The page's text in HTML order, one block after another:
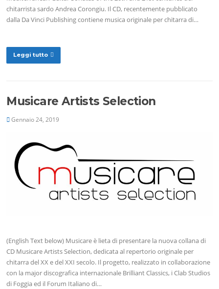
chitarrista sardo Andrea Corongiu. Il CD, recentemente pubblicato
dalla Da Vinci Publishing contiene musica originale per chitarra di…
Leggi tutto
Musicare Artists Selection
Gennaio 24, 2019
(English Text below) Musicare è lieta di presentare la nuova collana di
CD Musicare Artists Selection, dedicata al repertorio originale per
chitarra del XX e del XXI secolo. Il progetto, realizzato in collaborazione
con la major discografica internazionale Brilliant Classics, i Clab Studios
di Foggia ed il Forum Italiano di…